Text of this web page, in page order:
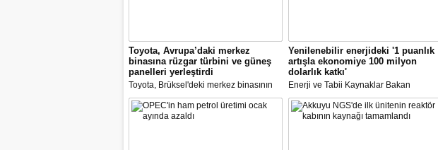
Toyota, Avrupa’daki merkez
binasına rüzgar türbini ve güneş
panelleri yerleştirdi
Toyota, Brüksel'deki merkez binasının
önüne son teknolojileri kullanarak bir
rüzgar türbini yerleştirdi
Yenilenebilir enerjideki '1 puanlık
artışla ekonomiye 100 milyon
dolarlık katkı'
Enerji ve Tabii Kaynaklar Bakan
Yardımcısı Alparslan Bayraktar,
Türkiye'nin yenilenebilir enerji
kapasitesinde ciddi bir artış yaşandığına